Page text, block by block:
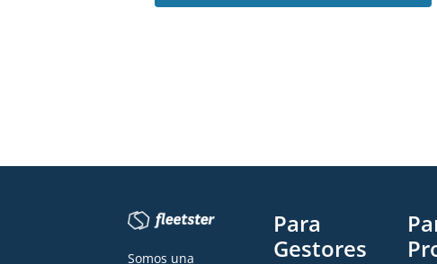
Somos una
Para
Gestores